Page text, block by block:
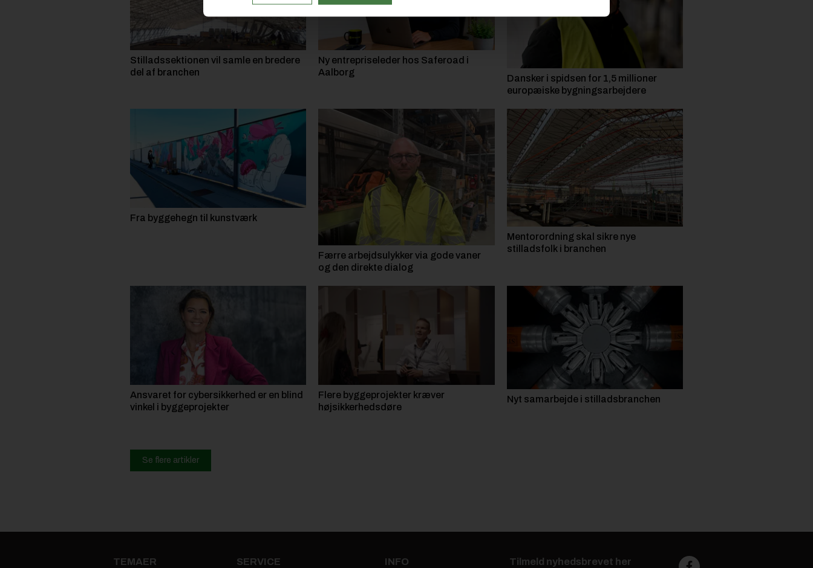
Stilladssektionen vil samle en bredere
del af branchen
Ny entrepriseleder hos Saferoad i
Aalborg
Dansker i spidsen for 1,5 millioner
europæiske bygningsarbejdere
Fra byggehegn til kunstværk
Færre arbejdsulykker via gode vaner
og den direkte dialog
Mentorordning skal sikre nye
stilladsfolk i branchen
Ansvaret for cybersikkerhed er en blind
vinkel i byggeprojekter
Flere byggeprojekter kræver
højsikkerhedsdøre
Nyt samarbejde i stilladsbranchen
Se flere artikler
TEMAER SERVICE INFO Tilmeld nyhedsbrevet her